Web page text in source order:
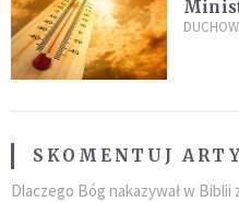
po
SKOMENTUJ
Dlaczego Bóg nakazywał w Biblii